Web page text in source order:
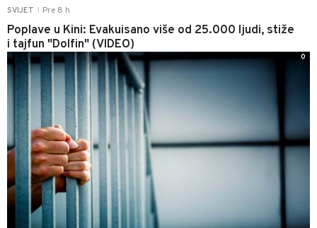
SVIJET Pre 8 h
Poplave u Kini: Evakuisano više od 25.000 ljudi, stiže
i tajfun "Dolfin" (VIDEO)
0